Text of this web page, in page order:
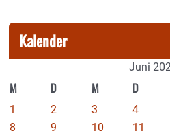
Kalender
Juni
M D M D
1 2 3 4
8
9 10 11